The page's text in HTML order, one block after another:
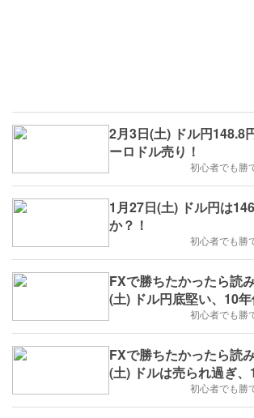
2月3日(土) ドル円148.8
ーロドル売り！
初心者でも
1月27日(土) ドル円は
か？！
初心者でも
FXで勝ちたかったら読
(土) ドル円底堅い、10
初心者でも
FXで勝ちたかったら読
(土) ドルは売られ過ぎ
初心者でも